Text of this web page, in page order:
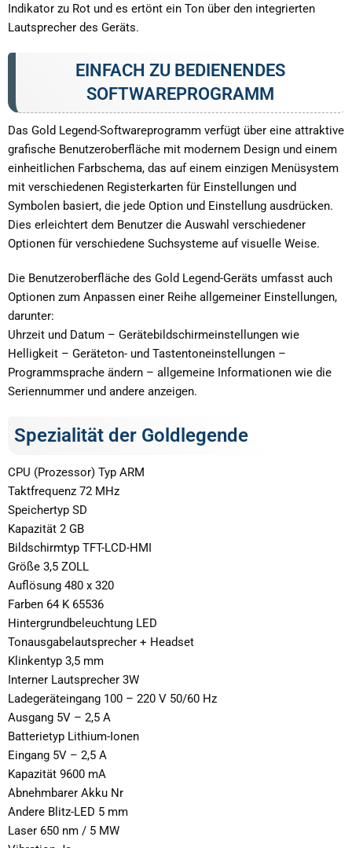
Indikator zu Rot und es ertönt ein Ton über den integrierten
Lautsprecher des Geräts.
EINFACH ZU BEDIENENDES
SOFTWAREPROGRAMM
Das Gold Legend-Softwareprogramm verfügt über eine attraktive
grafische Benutzeroberfläche mit modernem Design und einem
einheitlichen Farbschema, das auf einem einzigen Menüsystem
mit verschiedenen Registerkarten für Einstellungen und
Symbolen basiert, die jede Option und Einstellung ausdrücken.
Dies erleichtert dem Benutzer die Auswahl verschiedener
Optionen für verschiedene Suchsysteme auf visuelle Weise.
Die Benutzeroberfläche des Gold Legend-Geräts umfasst auch
Optionen zum Anpassen einer Reihe allgemeiner Einstellungen,
darunter:
Uhrzeit und Datum – Gerätebildschirmeinstellungen wie
Helligkeit – Geräteton- und Tastentoneinstellungen –
Programmsprache ändern – allgemeine Informationen wie die
Seriennummer und andere anzeigen.
Spezialität der Goldlegende
CPU (Prozessor) Typ ARM
Taktfrequenz 72 MHz
Speichertyp SD
Kapazität 2 GB
Bildschirmtyp TFT-LCD-HMI
Größe 3,5 ZOLL
Auflösung 480 x 320
Farben 64 K 65536
Hintergrundbeleuchtung LED
Tonausgabelautsprecher + Headset
Klinkentyp 3,5 mm
Interner Lautsprecher 3W
Ladegeräteingang 100 – 220 V 50/60 Hz
Ausgang 5V – 2,5 A
Batterietyp Lithium-Ionen
Eingang 5V – 2,5 A
Kapazität 9600 mA
Abnehmbarer Akku Nr
Andere Blitz-LED 5 mm
Laser 650 nm / 5 MW